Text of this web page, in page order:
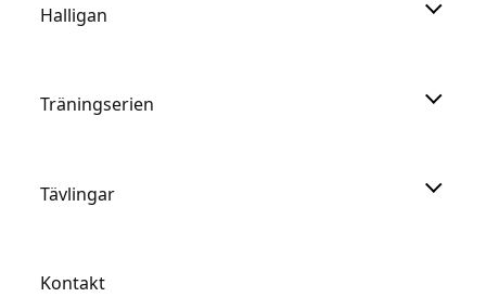
Halligan
Träningserien
Tävlingar
Kontakt